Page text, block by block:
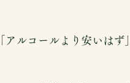
アルコールより安いは